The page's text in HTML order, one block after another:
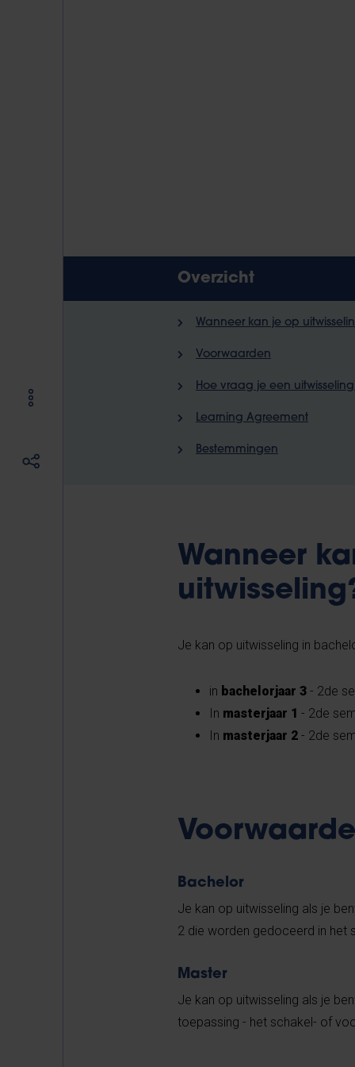
Overzicht
Wanneer kan je op
Voorwaarden
Hoe vraag je een
Learning Agreement
Bestemmingen
Wanneer
Je kan op uitwisseling in
in bachelorjaar 3 - 2de
In masterjaar 1 - 2de
In masterjaar 2 - 2de
Bachelor
Je kan op uitwisseling als je
2 die worden gedoceerd in het
Master
Je kan op uitwisseling als je
toepassing - het schakel- of